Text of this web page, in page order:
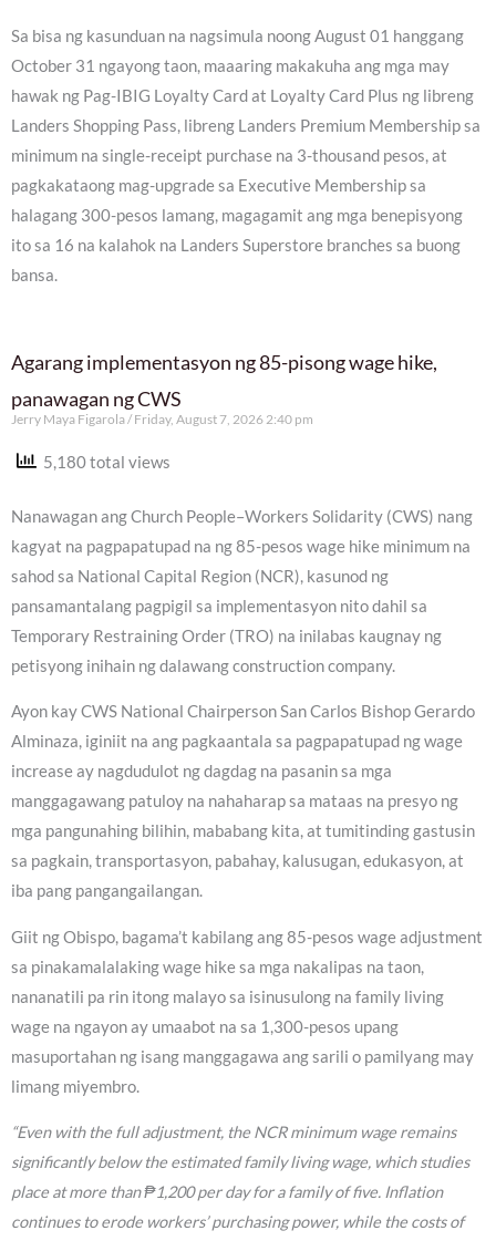
Sa bisa ng kasunduan na nagsimula noong August 01 hanggang
October 31 ngayong taon, maaaring makakuha ang mga may
hawak ng Pag-IBIG Loyalty Card at Loyalty Card Plus ng libreng
Landers Shopping Pass, libreng Landers Premium Membership sa
minimum na single-receipt purchase na 3-thousand pesos, at
pagkakataong mag-upgrade sa Executive Membership sa
halagang 300-pesos lamang, magagamit ang mga benepisyong
ito sa 16 na kalahok na Landers Superstore branches sa buong
bansa.
Agarang implementasyon ng 85-pisong wage hike,
panawagan ng CWS
Jerry Maya Figarola Friday, August 7, 2026 2:40 pm
5,180 total views
Nanawagan ang Church People–Workers Solidarity (CWS) nang
kagyat na pagpapatupad na ng 85-pesos wage hike minimum na
sahod sa National Capital Region (NCR), kasunod ng
pansamantalang pagpigil sa implementasyon nito dahil sa
Temporary Restraining Order (TRO) na inilabas kaugnay ng
petisyong inihain ng dalawang construction company.
Ayon kay CWS National Chairperson San Carlos Bishop Gerardo
Alminaza, iginiit na ang pagkaantala sa pagpapatupad ng wage
increase ay nagdudulot ng dagdag na pasanin sa mga
manggagawang patuloy na nahaharap sa mataas na presyo ng
mga pangunahing bilihin, mababang kita, at tumitinding gastusin
sa pagkain, transportasyon, pabahay, kalusugan, edukasyon, at
iba pang pangangailangan.
Giit ng Obispo, bagama’t kabilang ang 85-pesos wage adjustment
sa pinakamalalaking wage hike sa mga nakalipas na taon,
nananatili pa rin itong malayo sa isinusulong na family living
wage na ngayon ay umaabot na sa 1,300-pesos upang
masuportahan ng isang manggagawa ang sarili o pamilyang may
limang miyembro.
“Even with the full adjustment, the NCR minimum wage remains
significantly below the estimated family living wage, which studies
place at more than ₱1,200 per day for a family of five. Inflation
continues to erode workers’ purchasing power, while the costs of